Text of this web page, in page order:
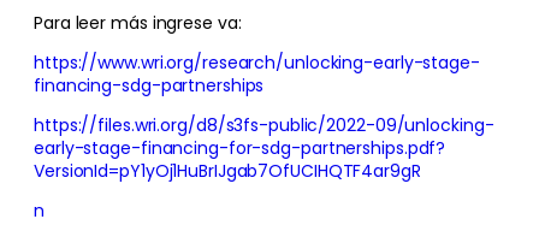
Para leer más ingrese va:
https://www.wri.org/research/unlocking-early-stage-
financing-sdg-partnerships
https://files.wri.org/d8/s3fs-public/2022-09/unlocking-
early-stage-financing-for-sdg-partnerships.pdf?
VersionId=pY1yOj1HuBrIJgab7OfUCIHQTF4ar9gR
n